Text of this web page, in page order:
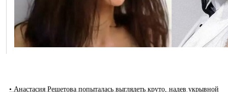
• Анастасия Решетова попыталась выглядеть круто, надев укрывной